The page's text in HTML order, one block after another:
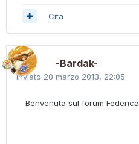
Cita
-Bardak-
Inviato 20 marzo 2013, 22:05
Benvenuta sul forum Federica